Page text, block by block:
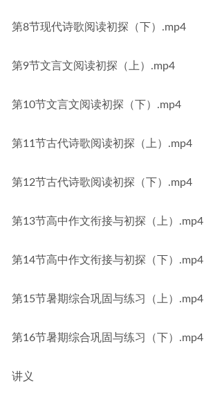
第8节现代诗歌阅读初探（下）.mp4
第9节文言文阅读初探（上）.mp4
第10节文言文阅读初探（下）.mp4
第11节古代诗歌阅读初探（上）.mp4
第12节古代诗歌阅读初探（下）.mp4
第13节高中作文衔接与初探（上）.mp4
第14节高中作文衔接与初探（下）.mp4
第15节暑期综合巩固与练习（上）.mp4
第16节暑期综合巩固与练习（下）.mp4
讲义